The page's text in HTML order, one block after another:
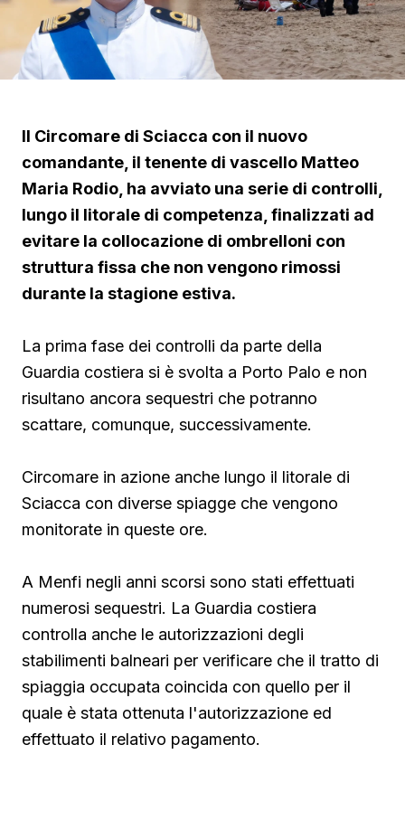
Il Circomare di Sciacca con il nuovo
comandante, il tenente di vascello Matteo
Maria Rodio, ha avviato una serie di controlli,
lungo il litorale di competenza, finalizzati ad
evitare la collocazione di ombrelloni con
struttura fissa che non vengono rimossi
durante la stagione estiva.
La prima fase dei controlli da parte della
Guardia costiera si è svolta a Porto Palo e non
risultano ancora sequestri che potranno
scattare, comunque, successivamente.
Circomare in azione anche lungo il litorale di
Sciacca con diverse spiagge che vengono
monitorate in queste ore.
A Menfi negli anni scorsi sono stati effettuati
numerosi sequestri. La Guardia costiera
controlla anche le autorizzazioni degli
stabilimenti balneari per verificare che il tratto di
spiaggia occupata coincida con quello per il
quale è stata ottenuta l'autorizzazione ed
effettuato il relativo pagamento.